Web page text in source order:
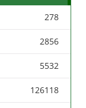
278
2856
5532
126118